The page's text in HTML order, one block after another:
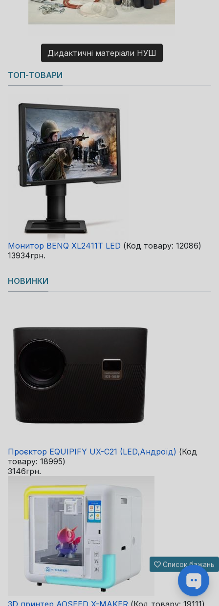
Дидактичні матеріали НУШ
Copyright MAXXmarketing GmbH
JoomShopping Download & Support
ТОП-ТОВАРИ
Монитор BENQ XL2411T LED (Код товару: 12086)
13934грн.
НОВИНКИ
Проєктор EQUIPIFY UX-C21 (LED,Андроїд) (Код
товару: 18995)
3146грн.
3D принтер AOSEED X-MAKER (Код товару: 19111)
Список бажань